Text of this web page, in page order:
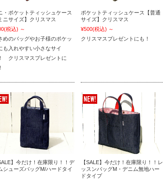
・ポケットティッシュケース
ニサイズ】クリスマス
(税込) ～
めのバッグやお子様のポケッ
も入れやすい小さなサイ
クリスマスプレゼントに
ポケットティッシュケース【普通
サイズ】クリスマス
¥500(税込) ～
クリスマスプレゼントにも！
】今だけ！在庫限り！！デ
シューズバッグM/ハードタイ
【SALE】今だけ！在庫限り！！レ
ッスンバッグM・デニム無地ハー
ドタイプ